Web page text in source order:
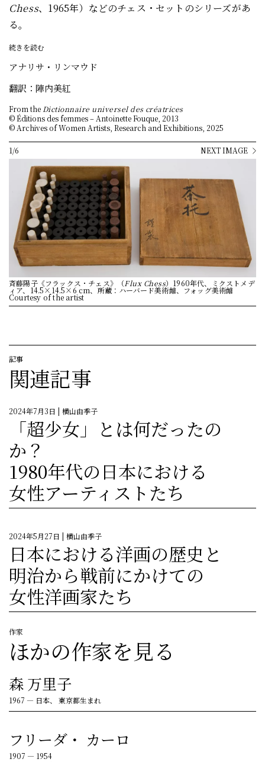
Chess、1965年）などのチェス・セットのシリーズがあ
る。
続きを読む
アナリサ・リンマウド
翻訳：陣内美紅
From the Dictionnaire universel des créatrices
© Éditions des femmes – Antoinette Fouque, 2013
© Archives of Women Artists, Research and Exhibitions, 2025
1/6 NEXT IMAGE
斉藤陽子《フラックス・チェス》（Flux Chess）1960年代、ミクストメデ
ィア、14.5×14.5×6 cm、所蔵：ハーバード美術館、フォッグ美術館
Courtesy of the artist
記事
関連記事
2024年7月3日 | 横山由季子
「超少女」とは何だったの
か？
1980年代の日本における
女性アーティストたち
2024年5月27日 | 横山由季子
日本における洋画の歴史と
明治から戦前にかけての
女性洋画家たち
作家
ほかの作家を見る
森 万里子
1967 — 日本、 東京都生まれ
フリーダ・ カーロ
1907 — 1954